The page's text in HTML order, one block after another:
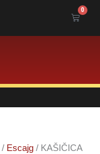
0
Cart
/ Escajg / KAŠIČICA